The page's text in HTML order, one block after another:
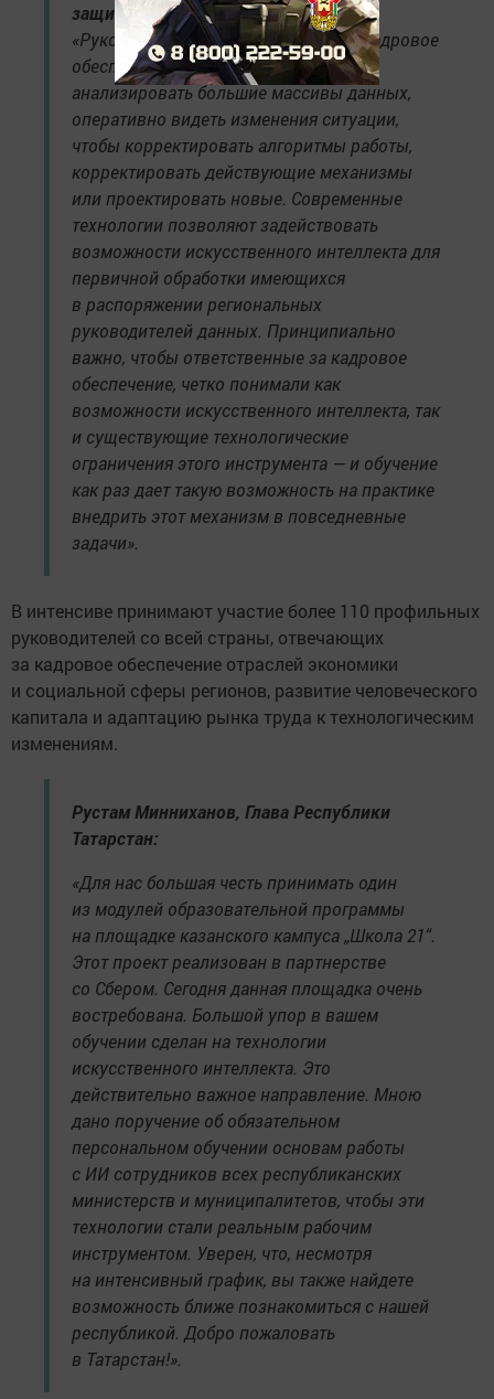
защиты Российской Федерации:
«Руководителям, ответственным за кадровое
обеспечение экономики, необходимо
анализировать большие массивы данных,
оперативно видеть изменения ситуации,
чтобы корректировать алгоритмы работы,
корректировать действующие механизмы
или проектировать новые. Современные
технологии позволяют задействовать
возможности искусственного интеллекта для
первичной обработки имеющихся
в распоряжении региональных
руководителей данных. Принципиально
важно, чтобы ответственные за кадровое
обеспечение, четко понимали как
возможности искусственного интеллекта, так
и существующие технологические
ограничения этого инструмента — и обучение
как раз дает такую возможность на практике
внедрить этот механизм в повседневные
задачи».
В интенсиве принимают участие более 110 профильных
руководителей со всей страны, отвечающих
за кадровое обеспечение отраслей экономики
и социальной сферы регионов, развитие человеческого
капитала и адаптацию рынка труда к технологическим
изменениям.
Рустам Минниханов, Глава Республики
Татарстан:
«Для нас большая честь принимать один
из модулей образовательной программы
на площадке казанского кампуса „Школа 21“.
Этот проект реализован в партнерстве
со Сбером. Сегодня данная площадка очень
востребована. Большой упор в вашем
обучении сделан на технологии
искусственного интеллекта. Это
действительно важное направление. Мною
дано поручение об обязательном
персональном обучении основам работы
с ИИ сотрудников всех республиканских
министерств и муниципалитетов, чтобы эти
технологии стали реальным рабочим
инструментом. Уверен, что, несмотря
на интенсивный график, вы также найдете
возможность ближе познакомиться с нашей
республикой. Добро пожаловать
в Татарстан!».